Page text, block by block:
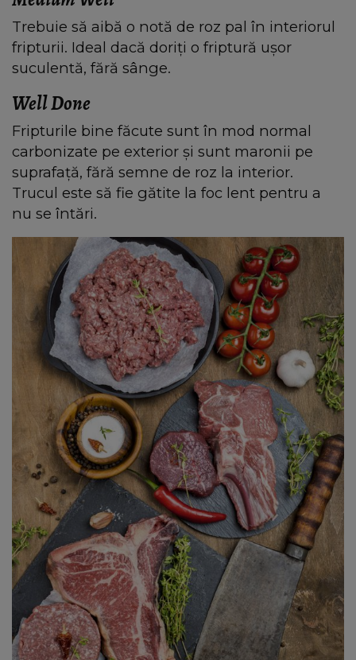
Trebuie să aibă o notă de roz pal în interiorul
fripturii. Ideal dacă doriți o friptură ușor
suculentă, fără sânge.
Well Done
Fripturile bine făcute sunt în mod normal
carbonizate pe exterior și sunt maronii pe
suprafață, fără semne de roz la interior.
Trucul este să fie gătite la foc lent pentru a
nu se întări.